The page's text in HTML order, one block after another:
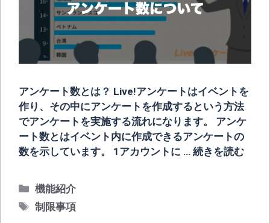
アンケート数とは？ Live!アンケートはイベントを
作り、その中にアンケートを作成するという方法
でアンケートを実施する流れになります。 アンケ
ート数とはイベント内に作成できるアンケートの
数を示しています。 1アカウントに … 続きを読む
カ
テ
ゴ
機能紹介
タ
制限事項